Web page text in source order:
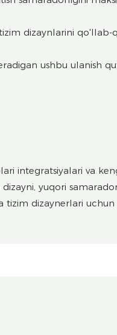
dizaynlarini qo'llab-
ushbu ulanish
integratsiyalari va
yuqori
dizaynerlari